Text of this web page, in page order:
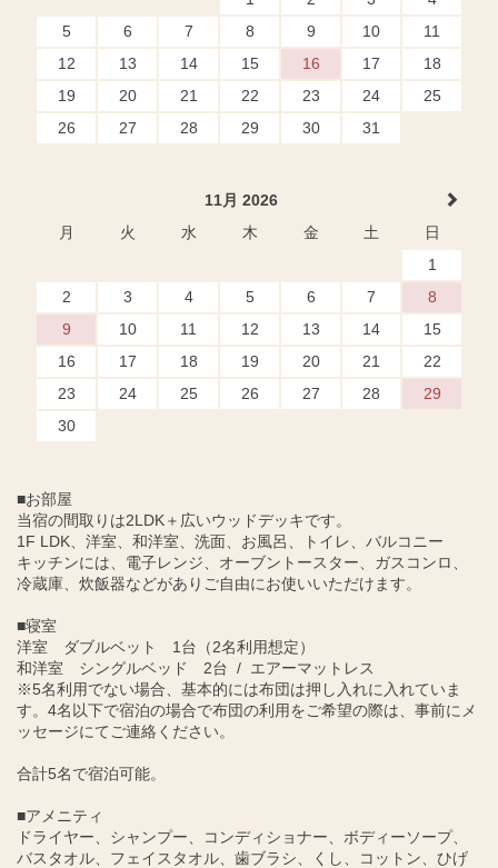
5
6 7 8 9 10
11
12
13 14 15 16 17
18
19
20 21 22 23 24
25
26
27 28 29 30 31
11月 2026
月
火 水 木 金 土
日
1
2
3 4 5 6 7
8
9
10 11 12 13 14
15
16
17 18 19 20 21
22
23
24 25 26 27 28
29
30
■お部屋
当宿の間取りは2LDK＋広いウッドデッキです。
1F LDK、洋室、和洋室、洗面、お風呂、トイレ、バルコニー
キッチンには、電子レンジ、オーブントースター、ガスコンロ、
冷蔵庫、炊飯器などがありご自由にお使いいただけます。
■寝室
洋室 ダブルベット 1台（2名利用想定）
和洋室 シングルベッド 2台 / エアーマットレス
※5名利用でない場合、基本的には布団は押し入れに入れていま
す。4名以下で宿泊の場合で布団の利用をご希望の際は、事前にメ
ッセージにてご連絡ください。
合計5名で宿泊可能。
■アメニティ
ドライヤー、シャンプー、コンディショナー、ボディーソープ、
バスタオル、フェイスタオル、歯ブラシ、くし、コットン、ひげ